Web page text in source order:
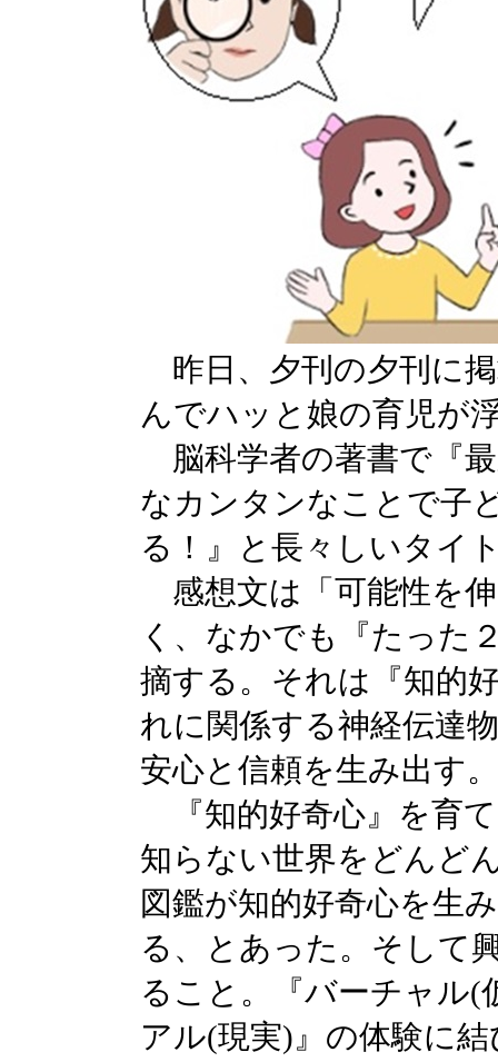
昨日、夕刊の夕刊に
んでハッと娘の育児が
脳科学者の著書で『
なカンタンなことで子
る！』と長々しいタイ
感想文は「可能性を
く、なかでも『たった
摘する。それは『知的
れに関係する神経伝達
安心と信頼を生み出す。
『知的好奇心』を育
知らない世界をどんど
図鑑が知的好奇心を生
る、とあった。そして
ること。『バーチャル(
アル(現実)』の体験に